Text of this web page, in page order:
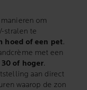
om
stralen te
hoed of een pet.
met een
of hoger.
aan direct
waarop de zon